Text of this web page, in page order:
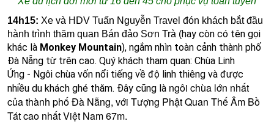
14h15: Xe và HDV Tuấn Nguyễn Travel đón khách bắt đầu
hành trình thăm quan Bán đảo Sơn Trà (hay còn có tên gọi
khác là Monkey Mountain),ngắm nhìn toàn cảnh thành phố
Đà Nẵng từ trên cao. Quý khách tham quan:Chùa Linh
Ứng - Ngôi chùa vốn nổi tiếng về độ linh thiêng và được
nhiều du khách ghé thăm. Đây cũng là ngôi chùa lớn nhất
của thành phố Đà Nẵng, với Tượng Phật Quan Thế Âm Bồ
Tát cao nhất Việt Nam 67m.